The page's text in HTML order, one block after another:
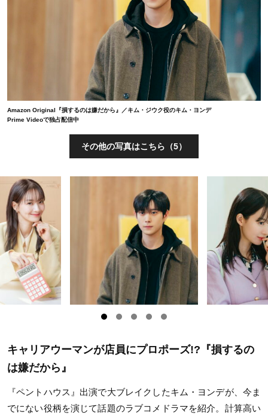
Amazon Original『損するのは嫌だから』／キム・ジウク役のキム・ヨンデ
Prime Videoで独占配信中
その他の写真はこちら（5）
キャリアウーマンが店員にプロポーズ!?『損するの
は嫌だから』
『ペントハウス』出演で大ブレイクしたキム・ヨンデが、今ま
でにない役柄を演じて話題のラブコメドラマを紹介。計算高い